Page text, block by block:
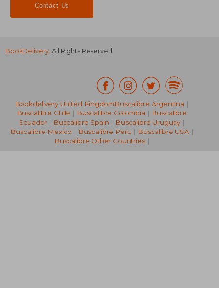
44,71 €
Contact Us
BookDelivery. All Rights Reserved.
Bookdelivery United KingdomBuscalibre Argentina |
Buscalibre Chile | Buscalibre Colombia | Buscalibre
Ecuador | Buscalibre Spain | Buscalibre Uruguay |
Buscalibre Mexico | Buscalibre Peru | Buscalibre USA|
Buscalibre Other Countries|